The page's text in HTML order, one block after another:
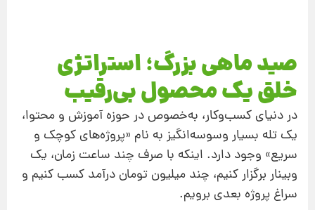
صید ماهی بزرگ؛ استراتژی
خلق یک محصول بی‌رقیب
در دنیای کسب‌وکار، به‌خصوص در حوزه آموزش و محتوا،
یک تله بسیار وسوسه‌انگیز به نام «پروژه‌های کوچک و
سریع» وجود دارد. اینکه با صرف چند ساعت زمان، یک
وبینار برگزار کنیم، چند میلیون تومان درآمد کسب کنیم و
سراغ پروژه بعدی برویم.